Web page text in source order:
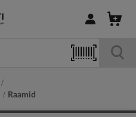
Logi sisse /
Raamid